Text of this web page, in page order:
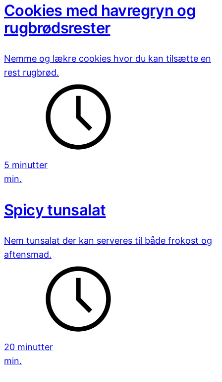
Cookies med havregryn og
rugbrødsrester
Nemme og lækre cookies hvor du kan tilsætte en
rest rugbrød.
5 minutter
min.
Spicy tunsalat
Nem tunsalat der kan serveres til både frokost og
aftensmad.
20 minutter
min.